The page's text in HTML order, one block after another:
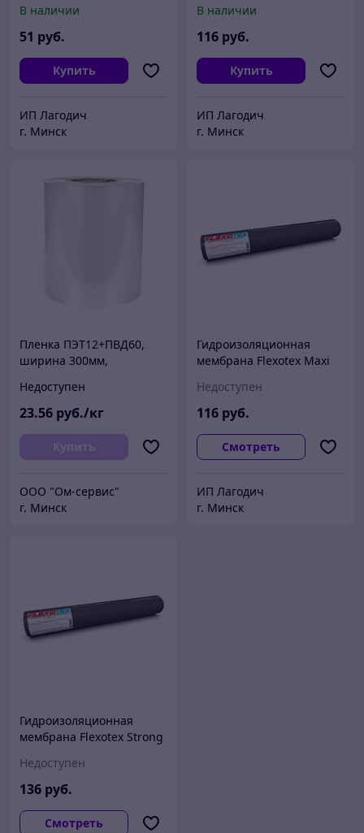
В наличии
51 руб.
Купить
ИП Лагодич
г. Минск
В наличии
116 руб.
Купить
ИП Лагодич
г. Минск
Пленка ПЭТ12+ПВД60,
ширина 300мм,
Недоступен
23.56 руб./кг
Купить
ООО "Ом-сервис"
г. Минск
Гидроизоляционная
мембрана Flexotex Maxi
Недоступен
116 руб.
Смотреть
ИП Лагодич
г. Минск
Гидроизоляционная
мембрана Flexotex Strong
Недоступен
136 руб.
Смотреть